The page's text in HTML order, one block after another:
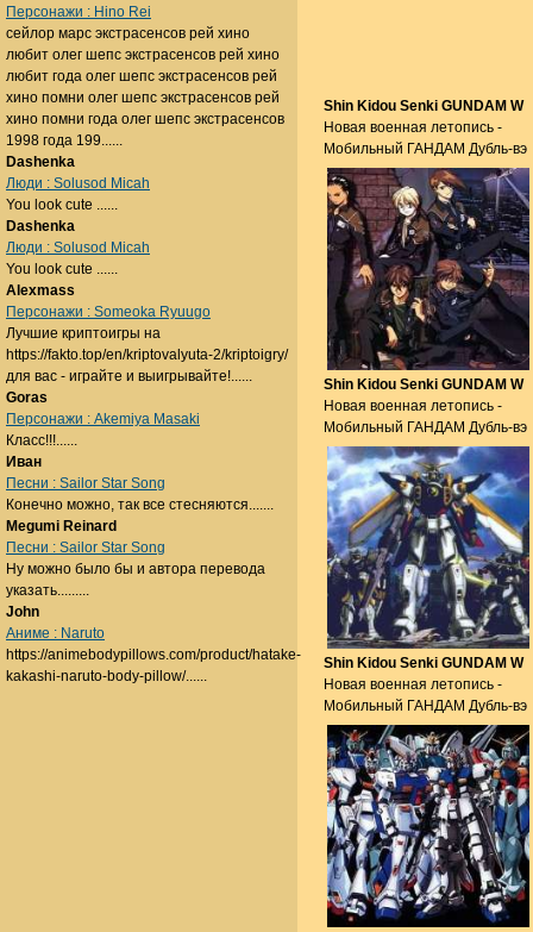
Shin Kidou Senki GUNDAM W
Новая военная летопись -
Мобильный ГАНДАМ Дубль-вэ
Shin Kidou Senki GUNDAM W
Новая военная летопись -
Мобильный ГАНДАМ Дубль-вэ
Shin Kidou Senki GUNDAM W
Новая военная летопись -
Мобильный ГАНДАМ Дубль-вэ
Персонажи : Hino Rei
сейлор марс экстрасенсов рей хино
любит олег шепс экстрасенсов рей хино
любит года олег шепс экстрасенсов рей
хино помни олег шепс экстрасенсов рей
хино помни года олег шепс экстрасенсов
1998 года 199......
Dashenka
Люди : Solusod Micah
You look cute ......
Dashenka
Люди : Solusod Micah
You look cute ......
Alexmass
Персонажи : Someoka Ryuugo
Лучшие криптоигры на
https://fakto.top/en/kriptovalyuta-2/kriptoigry/
для вас - играйте и выигрывайте!......
Goras
Персонажи : Akemiya Masaki
Класс!!!......
Иван
Песни : Sailor Star Song
Конечно можно, так все стесняются.......
Megumi Reinard
Песни : Sailor Star Song
Ну можно было бы и автора перевода
указать.........
John
Аниме : Naruto
https://animebodypillows.com/product/hatake-
kakashi-naruto-body-pillow/......